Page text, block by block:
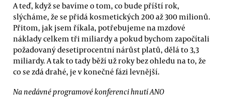
A teď, když se bavíme o tom, co bude příští rok,
slýcháme, že se přidá kosmetických 200 až 300 milionů.
Přitom, jak jsem říkala, potřebujeme na mzdové
náklady celkem tři miliardy a pokud bychom započítali
požadovaný desetiprocentní nárůst platů, dělá to 3,3
miliardy. A tak to tady běží už roky bez ohledu na to, že
co se zdá drahé, je v konečné fázi levnější.
Na nedávné programové konferenci hnutí ANO